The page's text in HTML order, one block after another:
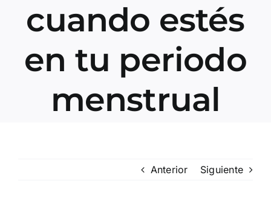
cuando estés
en tu periodo
menstrual
Anterior Siguiente